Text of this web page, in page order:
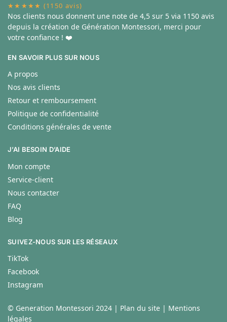
★★★★★ (1150 avis)
Nos clients nous donnent une note de 4,5 sur 5 via 1150 avis
depuis la création de Génération Montessori, merci pour
votre confiance ! ❤️
EN SAVOIR PLUS SUR NOUS
A propos
Nos avis clients
Retour et remboursement
Politique de confidentialité
Conditions générales de vente
J’AI BESOIN D’AIDE
Mon compte
Service-client
Nous contacter
FAQ
Blog
SUIVEZ-NOUS SUR LES RÉSEAUX
TikTok
Facebook
Instagram
© Generation Montessori 2024 | Plan du site | Mentions
légales